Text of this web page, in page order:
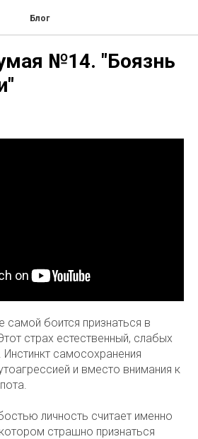
Блог
№14. "Боязнь
самой боится признаться в
страх естественный, слабых
самосохранения
и вместо внимания к
личность считает именно
страшно признаться